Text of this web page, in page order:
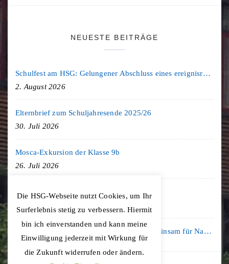
NEUESTE BEITRÄGE
Schulfest am HSG: Gelungener Abschluss eines ereignisreichen Schuljahres
2. August 2026
Elternbrief zum Schuljahresende 2025/26
30. Juli 2026
Mosca-Exkursion der Klasse 9b
26. Juli 2026
Freiburg-Exkursion des Geschichte LK
Kooperation mit der KLIMA ARENA: Gemeinsam für Nachhaltigkeit und Klimaschutz
16. Juli 2026
Die HSG-Webseite nutzt Cookies, um Ihr
Surferlebnis stetig zu verbessern. Hiermit
bin ich einverstanden und kann meine
Einwilligung jederzeit mit Wirkung für
die Zukunft widerrufen oder ändern.